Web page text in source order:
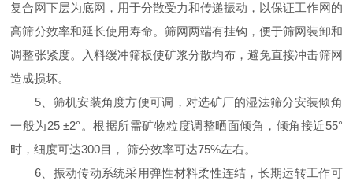
复合网下层为底网，用于分散受力和传递振动，以保证工作网的
高筛分效率和延长使用寿命。筛网两端有挂钩，便于筛网装卸和
调整张紧度。入料缓冲筛板使矿浆分散均布，避免直接冲击筛网
造成损坏。
5、筛机安装角度方便可调，对选矿厂的湿法筛分安装倾角
一般为25 ±2°。根据所需矿物粒度调整晒面倾角，倾角接近55°
时，细度可达300目， 筛分效率可达75%左右。
6、振动传动系统采用弹性材料柔性连结，长期运转工作可